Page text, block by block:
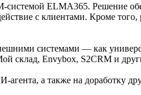
ELMA365. Решение
с клиентами. Кроме
системами — как
склад, Envybox, S2CRM и
а также на доработку